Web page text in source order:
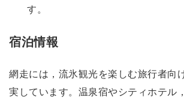
す。
宿泊情報
網走には，流氷観光を楽しむ旅行者向
実しています。温泉宿やシティホテル